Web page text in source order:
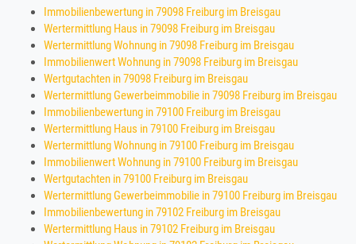
Immobilienbewertung in 79098 Freiburg im Breisgau
Wertermittlung Haus in 79098 Freiburg im Breisgau
Wertermittlung Wohnung in 79098 Freiburg im Breisgau
Immobilienwert Wohnung in 79098 Freiburg im Breisgau
Wertgutachten in 79098 Freiburg im Breisgau
Wertermittlung Gewerbeimmobilie in 79098 Freiburg im Breisgau
Immobilienbewertung in 79100 Freiburg im Breisgau
Wertermittlung Haus in 79100 Freiburg im Breisgau
Wertermittlung Wohnung in 79100 Freiburg im Breisgau
Immobilienwert Wohnung in 79100 Freiburg im Breisgau
Wertgutachten in 79100 Freiburg im Breisgau
Wertermittlung Gewerbeimmobilie in 79100 Freiburg im Breisgau
Immobilienbewertung in 79102 Freiburg im Breisgau
Wertermittlung Haus in 79102 Freiburg im Breisgau